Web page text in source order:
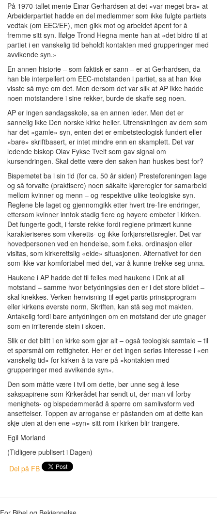
På 1970-tallet mente Einar Gerhardsen at det «var meget bra» at
Arbeiderpartiet hadde en del medlemmer som ikke fulgte partiets
vedtak (om EEC/EF), men gikk mot og arbeidet åpent for å
fremme sitt syn. Ifølge Trond Hegna mente han at «det bidro til at
partiet i en vanskelig tid beholdt kontakten med grupperinger med
avvikende syn.»
En annen historie – som faktisk er sann – er at Gerhardsen, da
han ble interpellert om EEC-motstanden i partiet, sa at han ikke
visste så mye om det. Men dersom det var slik at AP ikke hadde
noen motstandere i sine rekker, burde de skaffe seg noen.
AP er ingen søndagsskole, sa en annen leder. Men det er
sannelig ikke Den norske kirke heller. Utrenskningen av dem som
har det «gamle» syn, enten det er embetsteologisk fundert eller
«bare» skriftbasert, er intet mindre enn en skamplett. Det var
ledende biskop Olav Fykse Tveit som gav signal om
kursendringen. Skal dette være den saken han huskes best for?
Bispemøtet ba i sin tid (for ca. 50 år siden) Presteforeningen lage
og så forvalte (praktisere) noen såkalte kjøreregler for samarbeid
mellom kvinner og menn – og respektive ulike teologiske syn.
Reglene ble laget og gjennomgikk etter hvert tre-fire endringer,
ettersom kvinner inntok stadig flere og høyere embeter i kirken.
Det fungerte godt, i første rekke fordi reglene primært kunne
karakteriseres som vikeretts- og ikke forkjørsrettsregler. Det var
hovedpersonen ved en hendelse, som f.eks. ordinasjon eller
visitas, som kirkerettslig «eide» situasjonen. Alternativet for den
som ikke var komfortabel med det, var å kunne trekke seg unna.
Haukene i AP hadde det til felles med haukene i Dnk at all
motstand – samme hvor betydningsløs den er i det store bildet –
skal knekkes. Verken henvisning til eget partis prinsipprogram
eller kirkens øverste norm, Skriften, kan stå seg mot makten.
Antakelig fordi bare antydningen om en motstand der ute gnager
som en irriterende stein i skoen.
Slik er det blitt i en kirke som gjør alt – også teologisk samtale – til
et spørsmål om rettigheter. Her er det ingen seriøs interesse i «en
vanskelig tid» for kirken å ta vare på «kontakten med
grupperinger med avvikende syn».
Den som måtte være i tvil om dette, bør unne seg å lese
sakspapirene som Kirkerådet har sendt ut, der man vil forby
menighets- og bispedømmeråd å spørre om samlivsform ved
ansettelser. Toppen av arroganse er påstanden om at dette kan
skje uten at den ene «syn» sitt rom i kirken blir trangere.
Egil Morland
(Tidligere publisert i Dagen)
Del på FB